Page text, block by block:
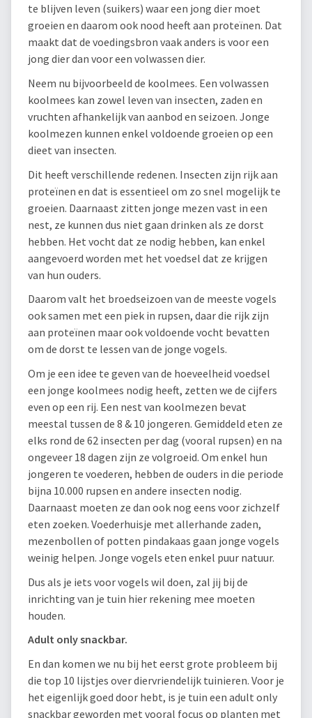
te blijven leven (suikers) waar een jong dier moet
groeien en daarom ook nood heeft aan proteïnen. Dat
maakt dat de voedingsbron vaak anders is voor een
jong dier dan voor een volwassen dier.
Neem nu bijvoorbeeld de koolmees. Een volwassen
koolmees kan zowel leven van insecten, zaden en
vruchten afhankelijk van aanbod en seizoen. Jonge
koolmezen kunnen enkel voldoende groeien op een
dieet van insecten.
Dit heeft verschillende redenen. Insecten zijn rijk aan
proteïnen en dat is essentieel om zo snel mogelijk te
groeien. Daarnaast zitten jonge mezen vast in een
nest, ze kunnen dus niet gaan drinken als ze dorst
hebben. Het vocht dat ze nodig hebben, kan enkel
aangevoerd worden met het voedsel dat ze krijgen
van hun ouders.
Daarom valt het broedseizoen van de meeste vogels
ook samen met een piek in rupsen, daar die rijk zijn
aan proteïnen maar ook voldoende vocht bevatten
om de dorst te lessen van de jonge vogels.
Om je een idee te geven van de hoeveelheid voedsel
een jonge koolmees nodig heeft, zetten we de cijfers
even op een rij. Een nest van koolmezen bevat
meestal tussen de 8 & 10 jongeren. Gemiddeld eten ze
elks rond de 62 insecten per dag (vooral rupsen) en na
ongeveer 18 dagen zijn ze volgroeid. Om enkel hun
jongeren te voederen, hebben de ouders in die periode
bijna 10.000 rupsen en andere insecten nodig.
Daarnaast moeten ze dan ook nog eens voor zichzelf
eten zoeken. Voederhuisje met allerhande zaden,
mezenbollen of potten pindakaas gaan jonge vogels
weinig helpen. Jonge vogels eten enkel puur natuur.
Dus als je iets voor vogels wil doen, zal jij bij de
inrichting van je tuin hier rekening mee moeten
houden.
Adult only snackbar.
En dan komen we nu bij het eerst grote probleem bij
die top 10 lijstjes over diervriendelijk tuinieren. Voor je
het eigenlijk goed door hebt, is je tuin een adult only
snackbar geworden met vooral focus op planten met